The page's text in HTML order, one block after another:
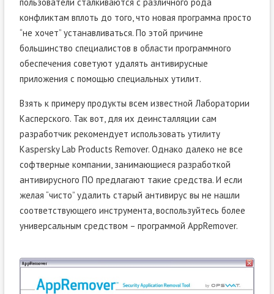
пользователи сталкиваются с различного рода
конфликтам вплоть до того, что новая программа просто
“не хочет” устанавливаться. По этой причине
большинство специалистов в области программного
обеспечения советуют удалять антивирусные
приложения с помощью специальных утилит.
Взять к примеру продукты всем известной Лаборатории
Касперского. Так вот, для их деинсталляции сам
разработчик рекомендует использовать утилиту
Kaspersky Lab Products Remover. Однако далеко не все
софтверные компании, занимающиеся разработкой
антивирусного ПО предлагают такие средства. И если
желая “чисто” удалить старый антивирус вы не нашли
соответствующего инструмента, воспользуйтесь более
универсальным средством – программой AppRemover.